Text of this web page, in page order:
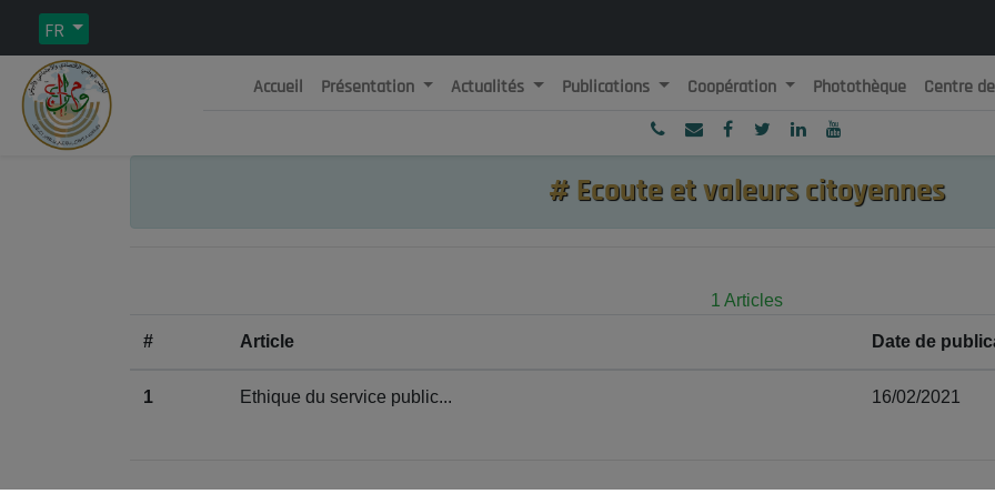
FR
République Algérienne Démocratique et Populaire
Conseil National Economique, Social et Environnemental
Accueil Présentation Actualités Publications Coopération Photothèque Centre
#Ecoute et valeurs citoyennes
1 Articles
# Article Date de
1 Ethique du service public... 16/02/2021